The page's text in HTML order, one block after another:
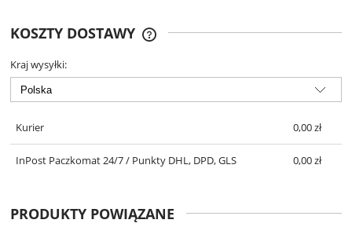
KOSZTY DOSTAWY
Kraj wysyłki:
Kurier 0,00 zł
InPost Paczkomat 24/7 / Punkty DHL, DPD, GLS 0,00 zł
PRODUKTY POWIĄZANE